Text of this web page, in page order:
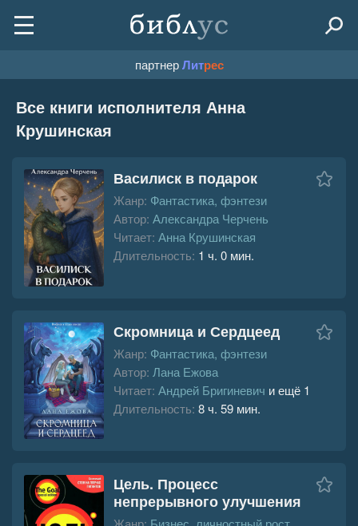
партнерЛитрес
Все книги исполнителя Анна
Крушинская
Василиск в подарок
Жанр: Фантастика, фэнтези
Автор: Александра Черчень
Читает: Анна Крушинская
Длительность: 1 ч. 0 мин.
Скромница и Сердцеед
Жанр: Фантастика, фэнтези
Автор: Лана Ежова
Читает: Андрей Бригиневич и ещё 1
Длительность: 8 ч. 59 мин.
Цель. Процесс
непрерывного улучшения